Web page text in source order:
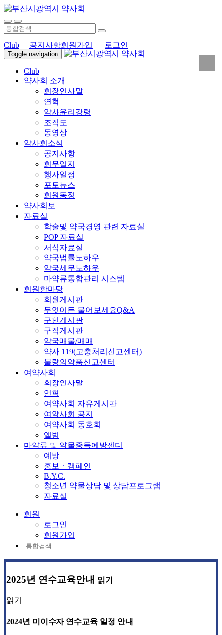
Club 공지사항회원가입 로그인
Toggle navigation
Club
약사회 소개
회장인사말
연혁
약사윤리강령
조직도
동영상
약사회소식
공지사항
회무일지
행사일정
포토뉴스
회원동정
약사회보
자료실
학술및 약국경영 관련 자료실
POP 자료실
서식자료실
약국법률노하우
약국세무노하우
마약류통합관리 시스템
회원한마당
회원게시판
무엇이든 물어보세요Q&A
구인게시판
구직게시판
약국매물/매매
약사 119(고충처리신고센터)
불량의약품신고센터
여약사회
회장인사말
연혁
여약사회 자유게시판
여약사회 공지
여약사회 동호회
앨범
마약류 및 약물중독예방센터
예방
홍보ㆍ캠페인
B.Y.C.
청소년 약물상담 및 상담프로그램
자료실
회원
로그인
회원가입
2025년 연수교육안내 읽기
읽기
2024년 미이수자 연수교육 일정 안내